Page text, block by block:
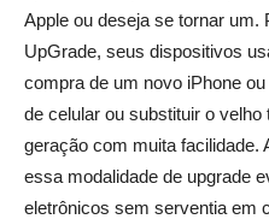
Apple ou deseja se tornar um.
UpGrade, seus dispositivos
compra de um novo iPhone
de celular ou substituir o
geração com muita facilidade.
essa modalidade de upgrade
eletrônicos sem serventia em